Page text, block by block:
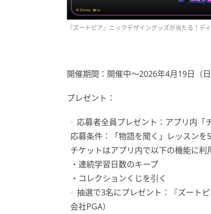
『ズートピア』ニックデザイングッズが当たる！デ
開催期間：開催中～2026年4月19日（
プレゼント：
応募者全員プレゼント：アプリ内「
応募条件：「物語を聞く」レッスンを
チケットはアプリ内で以下の機能に利
・連続学習日数のキープ
・コレクションくじを引く
抽選で3名にプレゼント：『ズート
会社PGA）